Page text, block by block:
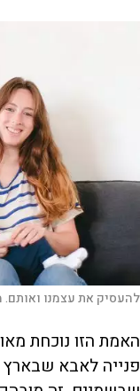
להעסיק את עצמנו
האמת הזו נוכחת
פנייה לאבא שבארץ